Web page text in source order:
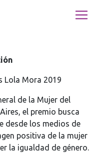
Lola Mora 2019
de la Mujer del
el premio busca
desde los medios de
positiva de la mujer
la igualdad de género.